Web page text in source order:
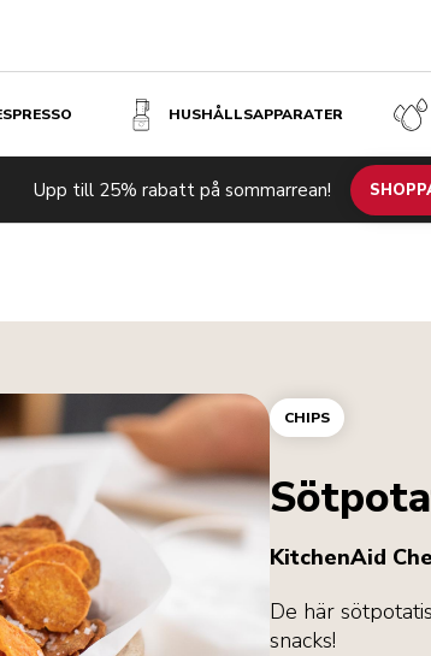
HUSHÅLLSAPPARATER
Upp till 25% rabatt på sommarrean!
CHIPS
KitchenAid
De här
snacks!